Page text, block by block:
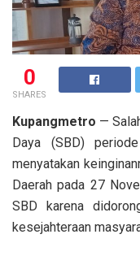
0
SHARES
Kupangmetro —
Daya (SBD)
menyatakan
Daerah pada 27
SBD karena
kesejahteraan